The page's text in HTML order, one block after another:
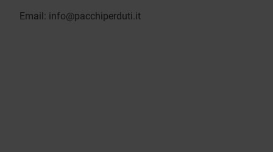
Email: info@pacchiperduti.it